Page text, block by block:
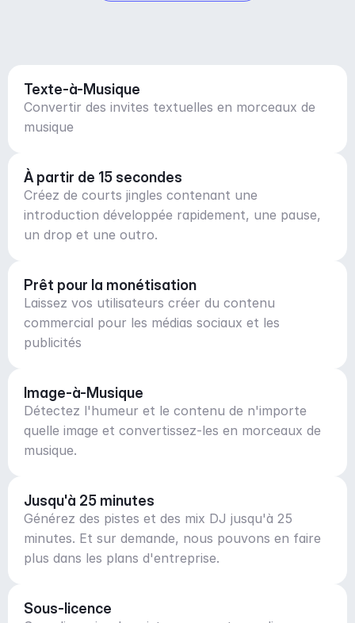
Texte-à-Musique
Convertir des invites textuelles en morceaux de
musique
À partir de 15 secondes
Créez de courts jingles contenant une
introduction développée rapidement, une pause,
un drop et une outro.
Prêt pour la monétisation
Laissez vos utilisateurs créer du contenu
commercial pour les médias sociaux et les
publicités
Image-à-Musique
Détectez l'humeur et le contenu de n'importe
quelle image et convertissez-les en morceaux de
musique.
Jusqu'à 25 minutes
Générez des pistes et des mix DJ jusqu'à 25
minutes. Et sur demande, nous pouvons en faire
plus dans les plans d'entreprise.
Sous-licence